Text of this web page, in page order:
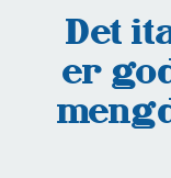
Det
er